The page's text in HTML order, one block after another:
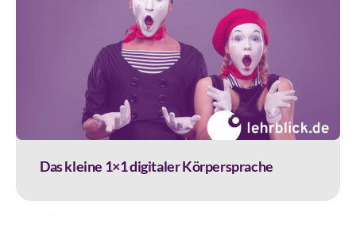
Das kleine 1×1 digitaler Körpersprache